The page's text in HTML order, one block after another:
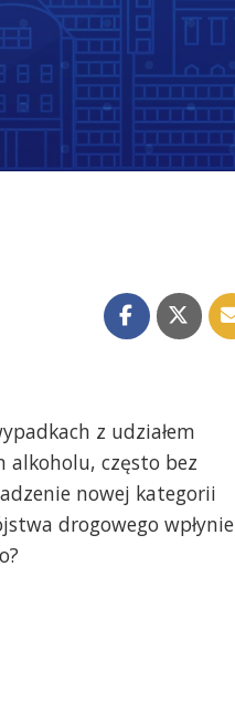
z udziałem
alkoholu, często bez
nowej kategorii
drogowego wpłynie